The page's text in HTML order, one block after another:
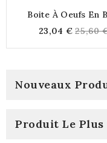
Boite À Oeufs En
23,04 €
price
25,60
Nouveaux
Produit Le Plus